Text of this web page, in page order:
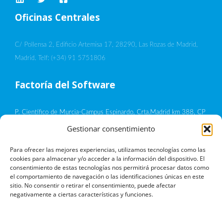
Gestionar consentimiento
Para ofrecer las mejores experiencias, utilizamos tecnologías como las
cookies para almacenar y/o acceder a la información del dispositivo. El
consentimiento de estas tecnologías nos permitirá procesar datos como
el comportamiento de navegación o las identificaciones únicas en este
sitio. No consentir o retirar el consentimiento, puede afectar
negativamente a ciertas características y funciones.
Oficinas Centrales
C/ Pollensa 2, Edificio Artemisa 17, 28290, Las Rozas de Madrid,
Madrid. Telf: (+34) 91 5751806
Factoría del Software
P. Científico de Murcia-Campus Espinardo, Crta.Madrid km 388, CP
Aviso legal
Política de cookies